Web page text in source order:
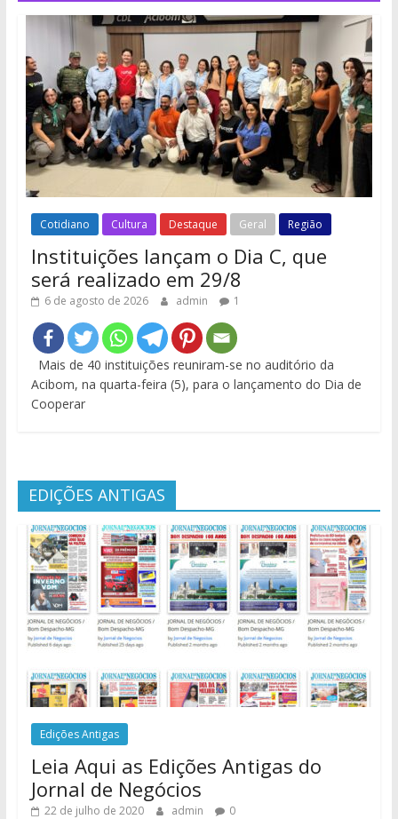
Cotidiano Cultura Destaque Geral Região
Instituições lançam o Dia C, que
será realizado em 29/8
6 de agosto de 2026 admin 1
Mais de 40 instituições reuniram-se no auditório da
Acibom, na quarta-feira (5), para o lançamento do Dia de
Cooperar
EDIÇÕES ANTIGAS
Edições Antigas
Leia Aqui as Edições Antigas do
Jornal de Negócios
22 de julho de 2020 admin 0